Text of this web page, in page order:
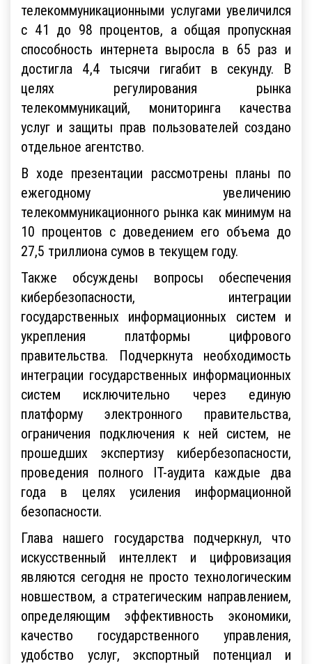
телекоммуникационными услугами увеличился
с 41 до 98 процентов, а общая пропускная
способность интернета выросла в 65 раз и
достигла 4,4 тысячи гигабит в секунду. В
целях регулирования рынка
телекоммуникаций, мониторинга качества
услуг и защиты прав пользователей создано
отдельное агентство.
В ходе презентации рассмотрены планы по
ежегодному увеличению
телекоммуникационного рынка как минимум на
10 процентов с доведением его объема до
27,5 триллиона сумов в текущем году.
Также обсуждены вопросы обеспечения
кибербезопасности, интеграции
государственных информационных систем и
укрепления платформы цифрового
правительства. Подчеркнута необходимость
интеграции государственных информационных
систем исключительно через единую
платформу электронного правительства,
ограничения подключения к ней систем, не
прошедших экспертизу кибербезопасности,
проведения полного IT-аудита каждые два
года в целях усиления информационной
безопасности.
Глава нашего государства подчеркнул, что
искусственный интеллект и цифровизация
являются сегодня не просто технологическим
новшеством, а стратегическим направлением,
определяющим эффективность экономики,
качество государственного управления,
удобство услуг, экспортный потенциал и